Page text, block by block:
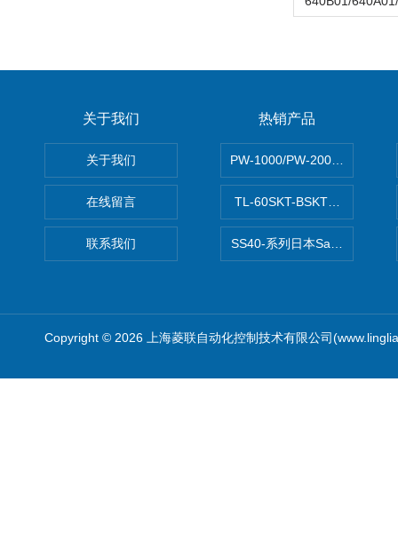
关于我们
关于我们
在线留言
联系我们
热销产品
PW-1000/PW-
TL-60SKT-BSKTC张力控制器
SS40-系列日本Sawamura泽
Copyright © 2026 上海菱联自动化控制技术有限公司